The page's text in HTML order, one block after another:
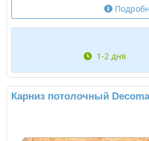
1-2 дня
Карниз потолочный